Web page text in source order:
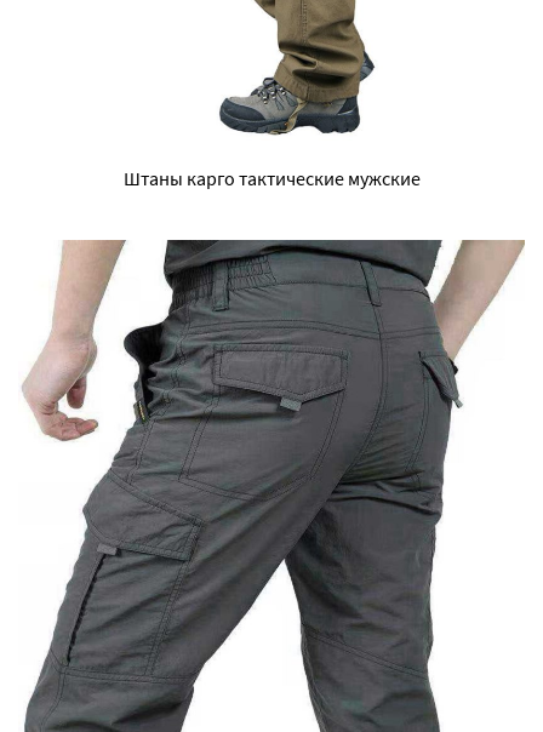
Штаны карго тактические мужские